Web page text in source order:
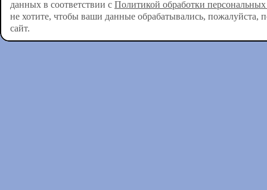
данных в соответствии с Политикой обработки
не хотите, чтобы ваши данные обрабатывались, пожалуйста,
сайт.